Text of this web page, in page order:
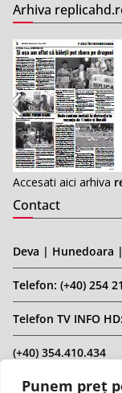
Punem preț
Arhiva
Accesati aici arhiva
Contact
Deva | Hunedoara
Telefon: (+40) 254
Telefon TV INFO HD:
(+40) 354.410.434